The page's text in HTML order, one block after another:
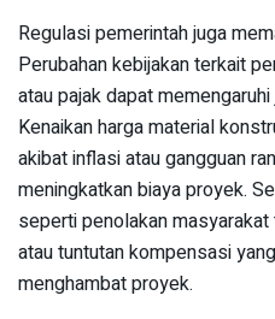
Regulasi pemerintah juga
Perubahan kebijakan terkait
atau pajak dapat
Kenaikan harga material
akibat inflasi atau gangguan
meningkatkan biaya proyek.
seperti penolakan
atau tuntutan kompensasi
menghambat proyek.